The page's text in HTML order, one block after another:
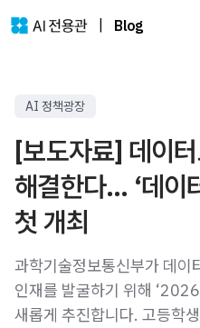
Blog
AI 정책광장
[보도자료] 데이
해결한다… ‘데이
첫 개최
과학기술정보통신부가 데이
인재를 발굴하기 위해
새롭게 추진합니다. 고등학